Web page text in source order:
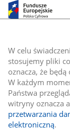
W celu
stosujemy pliki
oznacza, że
W każdym
Państwa
witryny oznacza
przetwarzania
elektroniczną.